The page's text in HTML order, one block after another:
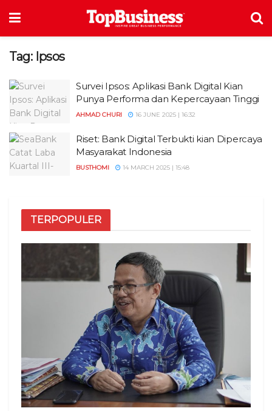
Tag: Ipsos
Survei Ipsos: Aplikasi Bank Digital Kian
Punya Performa dan Kepercayaan Tinggi
AHMAD CHURI 16 JUNE 2025 | 16:32
Riset: Bank Digital Terbukti kian Dipercaya
Masyarakat Indonesia
BUSTHOMI 14 MARCH 2025 | 15:48
TERPOPULER